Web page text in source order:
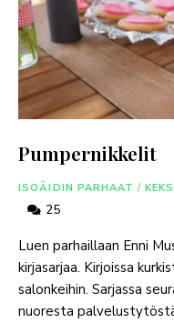
Pumpernikkelit
ISOÄIDIN PARHAAT /
25
Luen parhaillaan Enni
kirjasarjaa. Kirjoissa
salonkeihin. Sarjassa
nuoresta